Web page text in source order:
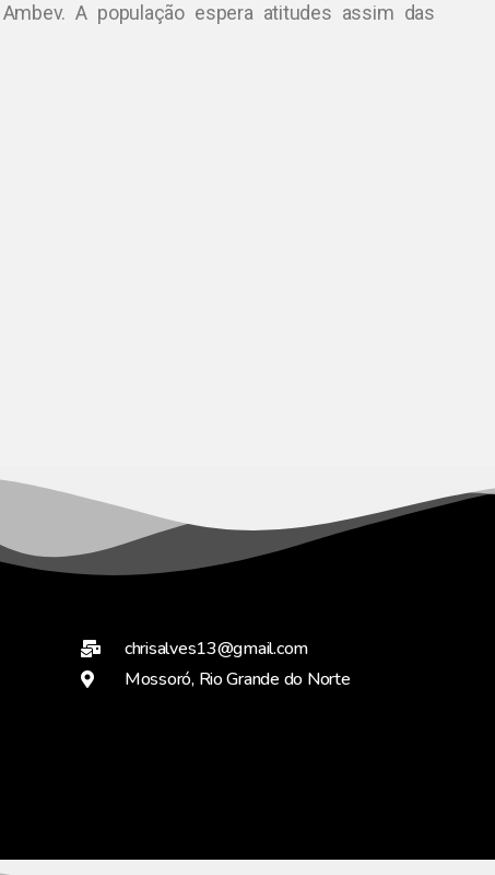
A população espera atitudes assim das
chrisalves13@gmail.com
Mossoró, Rio Grande do Norte